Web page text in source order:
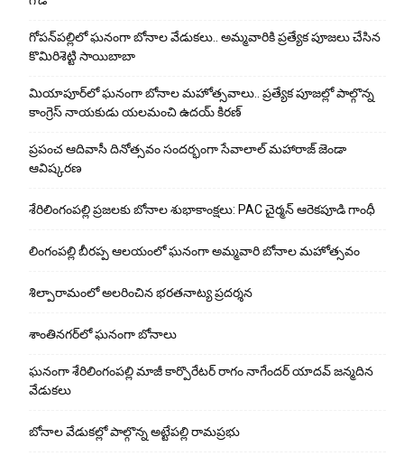
గోపన్‌పల్లిలో ఘనంగా బోనాల వేడుకలు.. అమ్మవారికి ప్రత్యేక పూజలు చేసిన
కొమిరిశెట్టి సాయిబాబా
మియాపూర్‌లో ఘనంగా బోనాల మహోత్సవాలు.. ప్రత్యేక పూజల్లో పాల్గొన్న
కాంగ్రెస్ నాయకుడు యలమంచి ఉదయ్ కిరణ్
ప్రపంచ ఆదివాసీ దినోత్సవం సందర్భంగా సేవాలాల్ మహారాజ్ జెండా
ఆవిష్కరణ
శేరిలింగంపల్లి ప్రజలకు బోనాల శుభాకాంక్షలు: PAC చైర్మన్ ఆరెకపూడి గాంధీ
లింగంపల్లి బీరప్ప ఆలయంలో ఘనంగా అమ్మవారి బోనాల మహోత్సవం
శిల్పారామంలో అలరించిన భరతనాట్య ప్రదర్శన
శాంతిన‌గ‌ర్‌లో ఘ‌నంగా బోనాలు
ఘనంగా శేరిలింగంపల్లి మాజీ కార్పొరేటర్ రాగం నాగేందర్ యాదవ్ జన్మదిన
వేడుకలు
బోనాల వేడుక‌ల్లో పాల్గొన్న అట్టేప‌ల్లి రామ‌ప్ర‌భు